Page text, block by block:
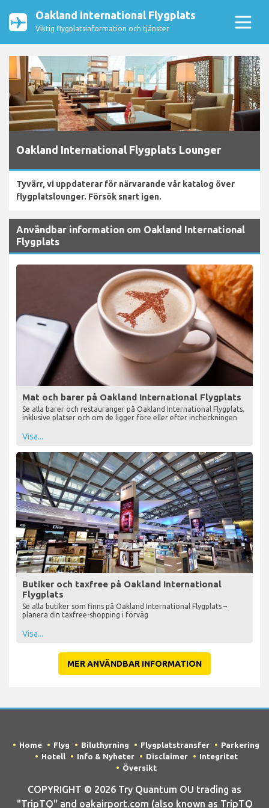
Oakland International Flygplats
Viktig flygplatsinformation och tjänster
Oakland International Flygplats Lounger
Tyvärr, vi uppdaterar för närvarande vår katalog över
flygplatslounger. Försök snart igen.
Användbar information om Oakland International
Flygplats
Mat och barer på Oakland International Flygplats
Se alla barer och restauranger på Oakland International Flygplats,
inklusive platser och om de ligger före eller efter incheckningen
Visa...
Butiker och taxfree på Oakland International
Flygplats
Se alla butiker som finns på Oakland International Flygplats –
planera din taxfree-shopping i förväg
Visa...
MER ANVÄNDBAR INFORMATION
Home Flyg Biluthyrning Flygplatstransfer
Parkering
Hotell
Info & Nyheter Disclaimer
Integritet
Översikt
COPYRIGHT © 2026 Try Quantum OU trading as
"TripTQ" and oakairport.com (also known as TripTQ